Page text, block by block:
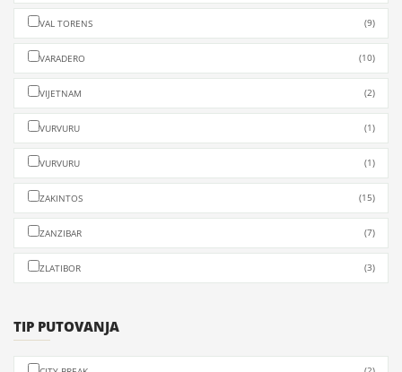
VAL TORENS (9)
VARADERO (10)
VIJETNAM (2)
VURVURU (1)
VURVURU (1)
ZAKINTOS (15)
ZANZIBAR (7)
ZLATIBOR (3)
TIP PUTOVANJA